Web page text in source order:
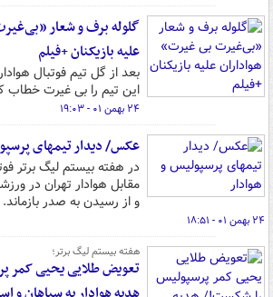
گلوله برف و شعار
علیه بازیکنان +فیلم
بعد از گل تیم فوتبال
این تیم را بی غیرت خطاب
۲۴ بهمن ۰۱ - ۱۹:۰۳
عکس/ دیدار تیمهای
در هفته بیستم لیگ برتر
مقابل هوادار تهران در
و از رسیدن به صدر بازماند.
۲۴ بهمن ۰۱ - ۱۸:۵۱
هفته بیستم لیگ برتر؛
تعویض طلایی یحیی کمر